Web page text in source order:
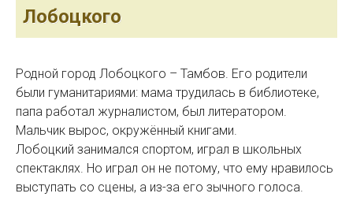
Лобоцкого
Родной город Лобоцкого – Тамбов. Его родители
были гуманитариями: мама трудилась в библиотеке,
папа работал журналистом, был литератором.
Мальчик вырос, окружённый книгами.
Лобоцкий занимался спортом, играл в школьных
спектаклях. Но играл он не потому, что ему нравилось
выступать со сцены, а из-за его зычного голоса.